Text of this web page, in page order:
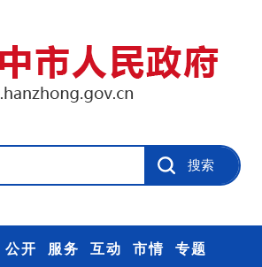
公开 服务 互动 市情 专题